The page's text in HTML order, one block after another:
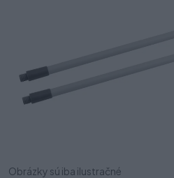
Obrázky sú iba ilustračné